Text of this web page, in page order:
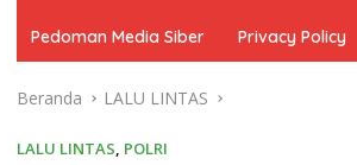
Pedoman Media Siber Privacy Policy
Beranda LALU LINTAS
LALU LINTAS POLRI